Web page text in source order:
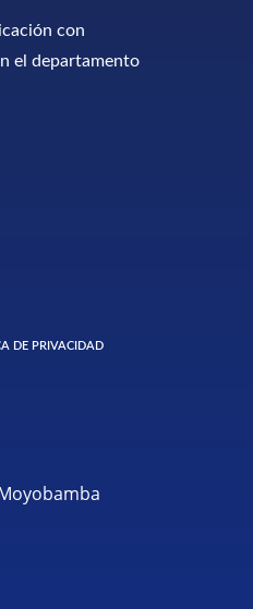
con
el departamento
DE PRIVACIDAD